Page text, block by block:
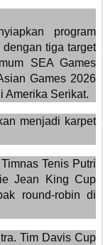
program
tiga target
SEA Games
Games 2026
Amerika Serikat.
menjadi karpet
Tenis Putri
Jean King Cup
round-robin di
Tim Davis Cup